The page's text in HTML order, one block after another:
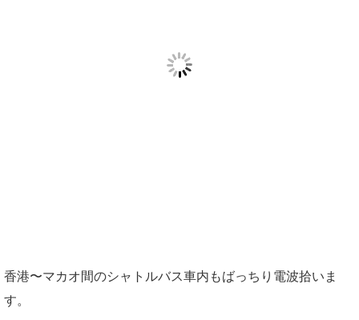
香港〜マカオ間のシャトルバス車内もばっちり電波拾いま
す。